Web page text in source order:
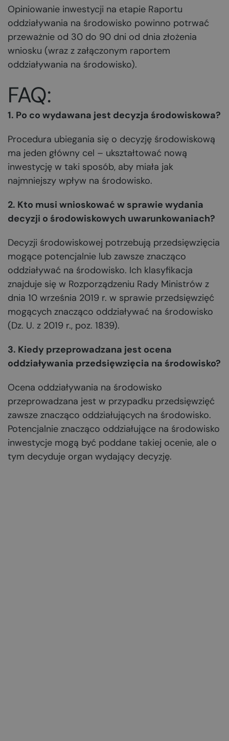
Opiniowanie inwestycji na etapie Raportu
oddziaływania na środowisko powinno potrwać
przeważnie od 30 do 90 dni od dnia złożenia
wniosku (wraz z załączonym raportem
oddziaływania na środowisko).
FAQ:
1. Po co wydawana jest decyzja środowiskowa?
Procedura ubiegania się o decyzję środowiskową
ma jeden główny cel – ukształtować nową
inwestycję w taki sposób, aby miała jak
najmniejszy wpływ na środowisko.
2. Kto musi wnioskować w sprawie wydania
decyzji o środowiskowych uwarunkowaniach?
Decyzji środowiskowej potrzebują przedsięwzięcia
mogące potencjalnie lub zawsze znacząco
oddziaływać na środowisko. Ich klasyfikacja
znajduje się w Rozporządzeniu Rady Ministrów z
dnia 10 września 2019 r. w sprawie przedsięwzięć
mogących znacząco oddziaływać na środowisko
(Dz. U. z 2019 r., poz. 1839).
3. Kiedy przeprowadzana jest ocena
oddziaływania przedsięwzięcia na środowisko?
Ocena oddziaływania na środowisko
przeprowadzana jest w przypadku przedsięwzięć
zawsze znacząco oddziałujących na środowisko.
Potencjalnie znacząco oddziałujące na środowisko
inwestycje mogą być poddane takiej ocenie, ale o
tym decyduje organ wydający decyzję.